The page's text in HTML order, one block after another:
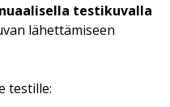
testikuvalla
lähettämiseen
testille: